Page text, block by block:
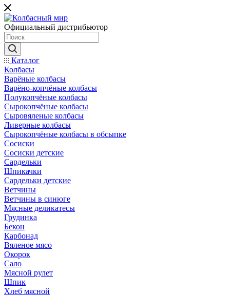
Официальный дистрибьютор
Каталог
Колбасы
Варёные колбасы
Варёно-копчёные колбасы
Полукопчёные колбасы
Сырокопчёные колбасы
Сыровяленые колбасы
Ливерные колбасы
Сырокопчёные колбасы в обсыпке
Сосиски
Сосиски детские
Сардельки
Шпикачки
Сардельки детские
Ветчины
Ветчины в синюге
Мясные деликатесы
Грудинка
Бекон
Карбонад
Вяленое мясо
Окорок
Сало
Мясной рулет
Шпик
Хлеб мясной